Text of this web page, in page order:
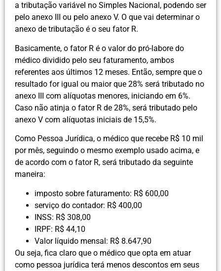
a tributação variável no Simples Nacional, podendo ser
pelo anexo III ou pelo anexo V. O que vai determinar o
anexo de tributação é o seu fator R.
Basicamente, o fator R é o valor do pró-labore do
médico dividido pelo seu faturamento, ambos
referentes aos últimos 12 meses. Então, sempre que o
resultado for igual ou maior que 28% será tributado no
anexo III com alíquotas menores, iniciando em 6%.
Caso não atinja o fator R de 28%, será tributado pelo
anexo V com alíquotas iniciais de 15,5%.
Como Pessoa Jurídica, o médico que recebe R$ 10 mil
por mês, seguindo o mesmo exemplo usado acima, e
de acordo com o fator R, será tributado da seguinte
maneira:
imposto sobre faturamento: R$ 600,00
serviço do contador: R$ 400,00
INSS: R$ 308,00
IRPF: R$ 44,10
Valor líquido mensal: R$ 8.647,90
Ou seja, fica claro que o médico que opta em atuar
como pessoa jurídica terá menos descontos em seus